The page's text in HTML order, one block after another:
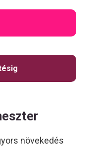
növekedés